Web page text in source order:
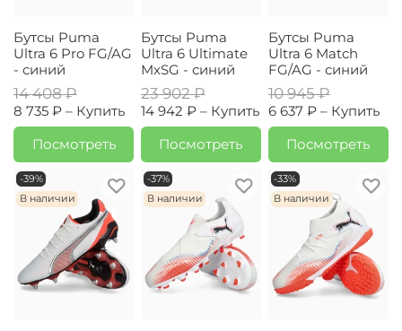
Бутсы Puma
Ultra 6 Pro FG/AG
- синий
14 408 ₽
8 735 ₽ – Купить
Посмотреть
Бутсы Puma
Ultra 6 Ultimate
MxSG - синий
23 902 ₽
14 942 ₽ – Купить
Посмотреть
Бутсы Puma
Ultra 6 Match
FG/AG - синий
10 945 ₽
6 637 ₽ – Купить
Посмотреть
-39%
В наличии
-37%
В наличии
-33%
В наличии